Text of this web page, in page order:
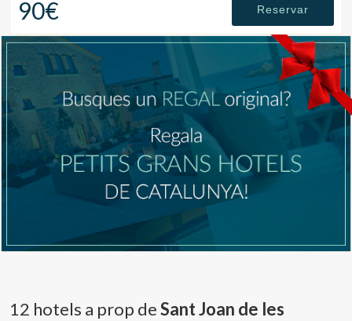
90€ Reservar
12 hotels a prop deSant Joan de les